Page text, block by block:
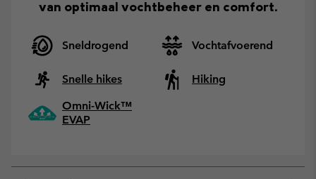
van optimaal vochtbeheer en comfort.
Sneldrogend Vochtafvoerend
Snelle hikes
Hiking
Omni-Wick™
EVAP